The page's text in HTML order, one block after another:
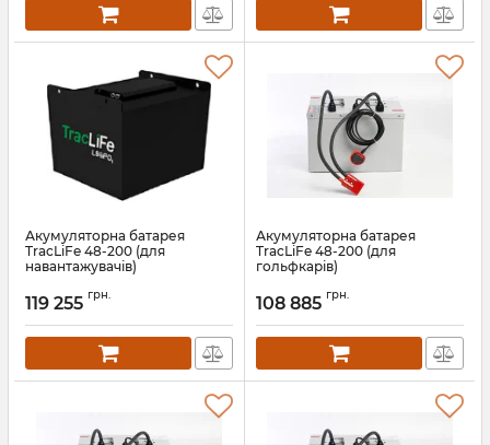
Акумуляторна батарея
TracLiFe 48-200 (для
навантажувачів)
119 255 грн.
Акумуляторна батарея
TracLiFe 48-200 (для
гольфкарів)
108 885 грн.